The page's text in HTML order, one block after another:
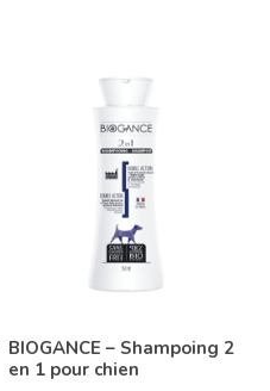
BIOGANCE – Shampoing 2
en 1 pour chien